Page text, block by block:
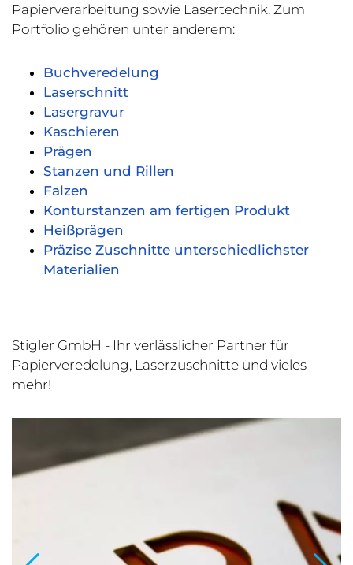
Papierverarbeitung sowie Lasertechnik. Zum
Portfolio gehören unter anderem:
Buchveredelung
Laserschnitt
Lasergravur
Kaschieren
Prägen
Stanzen und Rillen
Falzen
Konturstanzen am fertigen Produkt
Heißprägen
Präzise Zuschnitte unterschiedlichster
Materialien
Stigler GmbH - Ihr verlässlicher Partner für
Papierveredelung, Laserzuschnitte und vieles
mehr!